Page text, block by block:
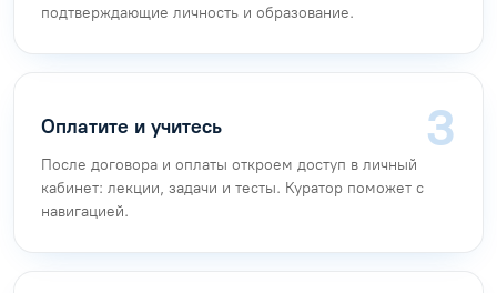
подтверждающие личность и образование.
Оплатите и учитесь
После договора и оплаты откроем доступ в личный
кабинет: лекции, задачи и тесты. Куратор поможет с
навигацией.